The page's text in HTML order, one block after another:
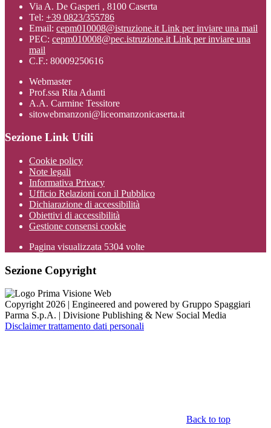
Via A. De Gasperi , 8100 Caserta
Tel: +39 0823/355786
Email: cepm010008@istruzione.it Link per inviare una mail
PEC: cepm010008@pec.istruzione.it Link per inviare una
mail
C.F.: 80009250616
Webmaster
Prof.ssa Rita Adanti
A.A. Carmine Tessitore
sitowebmanzoni@liceomanzonicaserta.it
Sezione Link Utili
Cookie policy
Note legali
Informativa Privacy
Ufficio Relazioni con il Pubblico
Dichiarazione di accessibilità
Obiettivi di accessibilità
Gestione consensi cookie
Pagina visualizzata 5304 volte
Sezione Copyright
Copyright 2026 | Engineered and powered by Gruppo Spaggiari
Parma S.p.A. | Divisione Publishing & New Social Media
Disclaimer trattamento dati personali
Back to top